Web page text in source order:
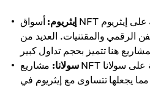
إيثريوم: أسواق NFT المبنية على إيثريوم (مثل OpenSea)
الرقمي والمقتنيات. العديد من
سولانا: مشاريع NFT المبنية على سولانا (مثل Okay Bears)
يجعلها تتساوى مع إيثريوم في